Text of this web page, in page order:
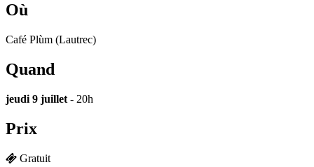
Où
Café Plùm (Lautrec)
Quand
jeudi 9 juillet - 20h
Prix
Gratuit